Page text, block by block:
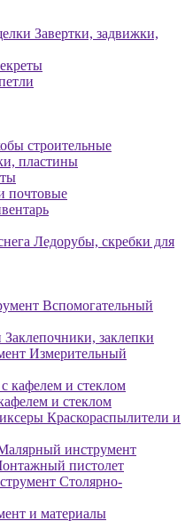
Завертки, задвижки,
строительные
пластины
почтовые
Ледорубы, скребки для
Вспомогательный
Заклепочники, заклепки
Измерительный
и стеклом
Краскораспылители и
инструмент
пистолет
Столярно-